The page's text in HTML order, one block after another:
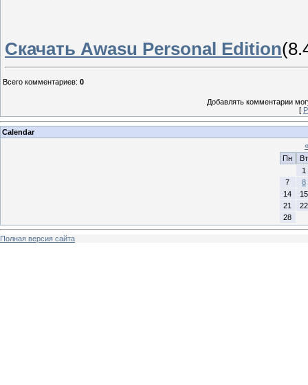
Скачать Awasu Personal Edition
Всего комментариев: 0
Добавлять комментарии
[
Calendar
«
Пн
Вт
1
7
8
14
15
21
22
28
Полная версия сайта